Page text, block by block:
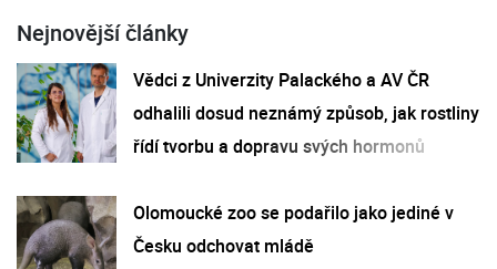
Nejnovější články
Vědci z Univerzity Palackého a AV ČR
odhalili dosud neznámý způsob, jak rostliny
řídí tvorbu a dopravu svých hormonů
Olomoucké zoo se podařilo jako jediné v
Česku odchovat mládě